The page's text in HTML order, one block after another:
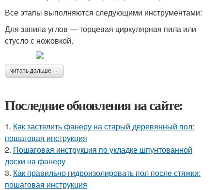
Все этапы выполняются следующими инструментами:
Для запила углов — торцевая циркулярная пила или
стусло с ножовкой.
читать дальше →
Последние обновления на сайте:
1. Как застелить фанеру на старый деревянный пол:
пошаговая инструкция
2. Пошаговая инструкция по укладке шпунтованной
доски на фанеру
3. Как правильно гидроизолировать пол после стяжки:
пошаговая инструкция